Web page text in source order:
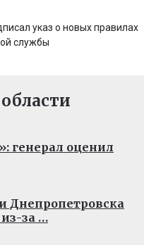
указ о новых правилах
службы
генерал оценил
Днепропетровска
за …